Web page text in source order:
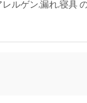
ルゲン,漏れ,寝具